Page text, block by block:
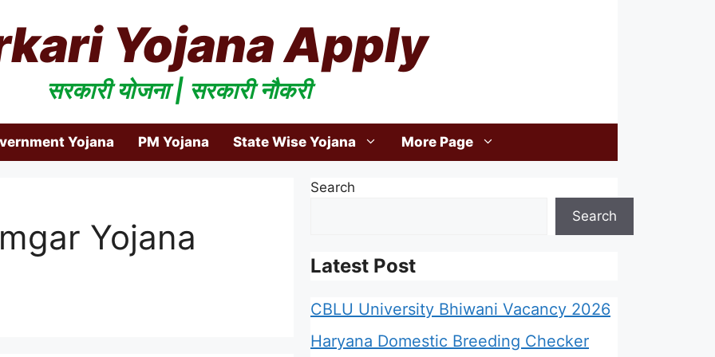
Yojana Apply
सरकारी योजना | सरकारी नौकरी
Yojana PM Yojana State Wise Yojana More Page
Yojana
Search
Search
Latest Post
CBLU University Bhiwani Vacancy 2026
Haryana Domestic Breeding Checker